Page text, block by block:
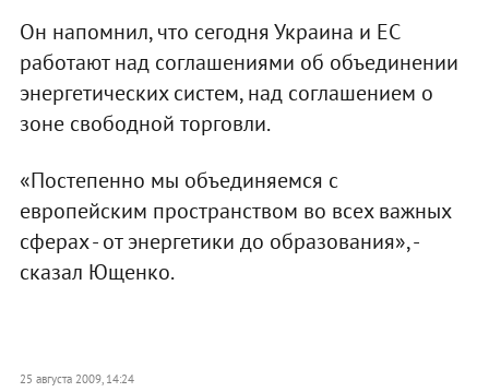
Он напомнил, что сегодня Украина и ЕС
работают над соглашениями об объединении
энергетических систем, над соглашением о
зоне свободной торговли.
«Постепенно мы объединяемся с
европейским пространством во всех важных
сферах - от энергетики до образования», -
сказал Ющенко.
25 августа 2009, 14:24